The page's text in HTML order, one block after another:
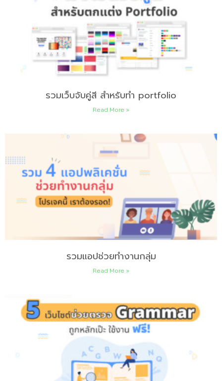
รวมเว็บจับคู่สี สำหรับทำ portfolio
Read More »
รวมแอปช่วยทำงานกลุ่ม
Read More »